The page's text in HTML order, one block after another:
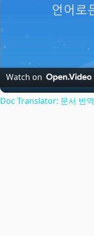
Watch on
Doc Translator: 문서 번